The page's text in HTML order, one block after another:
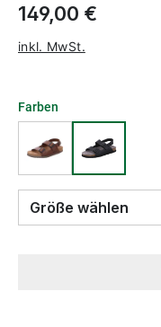
149,00 €
inkl. MwSt.
Farben
Größe wählen